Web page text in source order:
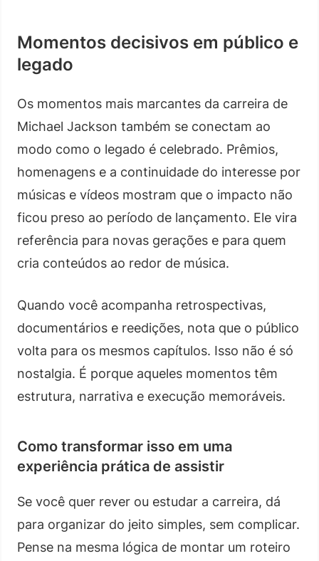
Momentos decisivos em público e
legado
Os momentos mais marcantes da carreira de
Michael Jackson também se conectam ao
modo como o legado é celebrado. Prêmios,
homenagens e a continuidade do interesse por
músicas e vídeos mostram que o impacto não
ficou preso ao período de lançamento. Ele vira
referência para novas gerações e para quem
cria conteúdos ao redor de música.
Quando você acompanha retrospectivas,
documentários e reedições, nota que o público
volta para os mesmos capítulos. Isso não é só
nostalgia. É porque aqueles momentos têm
estrutura, narrativa e execução memoráveis.
Como transformar isso em uma
experiência prática de assistir
Se você quer rever ou estudar a carreira, dá
para organizar do jeito simples, sem complicar.
Pense na mesma lógica de montar um roteiro